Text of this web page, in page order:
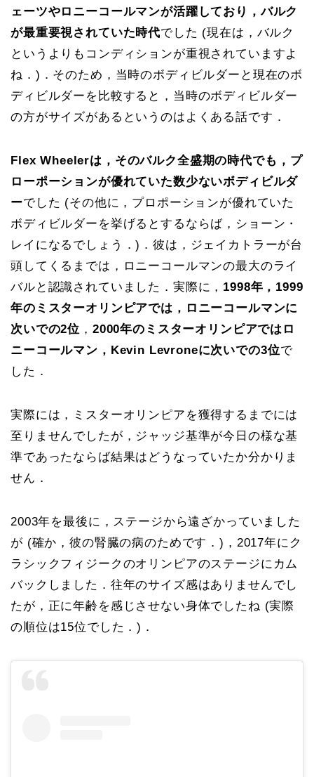
ェーツやロニーコールマンが活躍しており，バルク
が最重要視されていた時代でした (現在は，バルク
というよりもコンディションが重視されていますよ
ね．)．そのため，当時のボディビルダーと現在のボ
ディビルダーを比較すると，当時のボディビルダー
の方がサイズがあるというのはよくある話です．
Flex Wheelerは，そのバルク全盛期の時代でも，プ
ローポーションが優れていた数少ないボディビルダ
ーでした (その他に，プロポーションが優れていた
ボディビルダーを挙げるとするならば，ショーン・
レイになるでしょう．)．彼は，ジェイカトラーが台
頭してくるまでは，ロニーコールマンの最大のライ
バルと認識されていました．実際に， 1998年，1999
年のミスターオリンピアでは，ロニーコールマンに
次いでの2位 ， 2000年のミスターオリンピアではロ
ニーコールマン，Kevin Levroneに次いでの3位で
した．
実際には，ミスターオリンピアを獲得するまでには
至りませんでしたが，ジャッジ基準が今日の様な基
準であったならば結果はどうなっていたか分かりま
せん．
2003年を最後に，ステージから遠ざかっていました
が (確か，彼の腎臓の病のためです．)，2017年にク
ラシックフィジークのオリンピアのステージにカム
バックしました．往年のサイズ感はありませんでし
たが，正に年齢を感じさせない身体でしたね (実際
の順位は15位でした．)．